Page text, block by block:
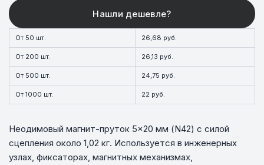
От 50 шт. 26,68 руб.
От 200 шт. 26,13 руб.
От 500 шт. 24,75 руб.
От 1000 шт. 22 руб.
Неодимовый магнит-пруток 5×20 мм (N42) с силой
сцепления около 1,02 кг. Используется в инженерных
узлах, фиксаторах, магнитных механизмах,